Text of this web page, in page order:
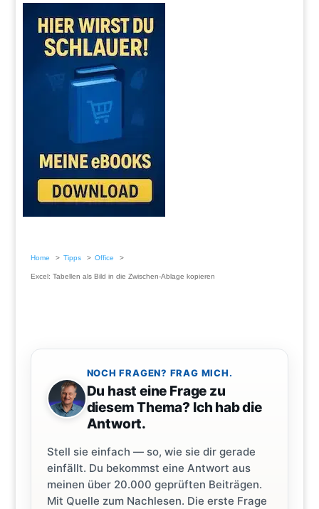
Home Tipps Office
Excel: Tabellen als Bild in die Zwischen-Ablage kopieren
NOCH FRAGEN? FRAG MICH.
Du hast eine Frage zu
diesem Thema? Ich hab die
Antwort.
Stell sie einfach — so, wie sie dir gerade
einfällt. Du bekommst eine Antwort aus
meinen über 20.000 geprüften Beiträgen.
Mit Quelle zum Nachlesen. Die erste Frage